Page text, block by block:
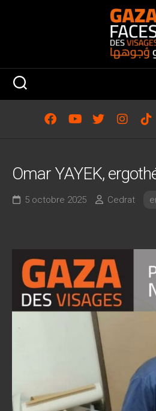
Omar YAYEK,
5 octobre 2025 Cedrat